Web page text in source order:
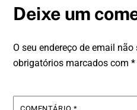
Deixe um
O seu endereço de email
obrigatórios marcados com*